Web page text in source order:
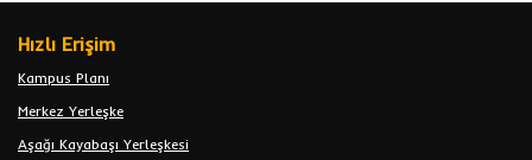
Hızlı Erişim
Kampus Planı
Merkez Yerleşke
Aşağı Kayabaşı Yerleşkesi